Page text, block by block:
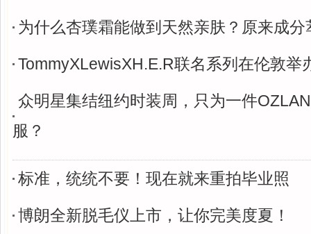
为什么杏璞霜能做到天然亲肤？原来成
TommyXLewisXH.E.R联名系列在伦敦举
众明星集结纽约时装周，只为一件
服？
标准，统统不要！现在就来重拍毕业照
博朗全新脱毛仪上市，让你完美度夏！